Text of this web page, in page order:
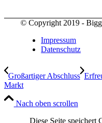
© Copyright 2019 -
Impressum
Datenschutz
Großartiger Abschluss
Markt
Nach oben scrollen
Diese Seite speichert